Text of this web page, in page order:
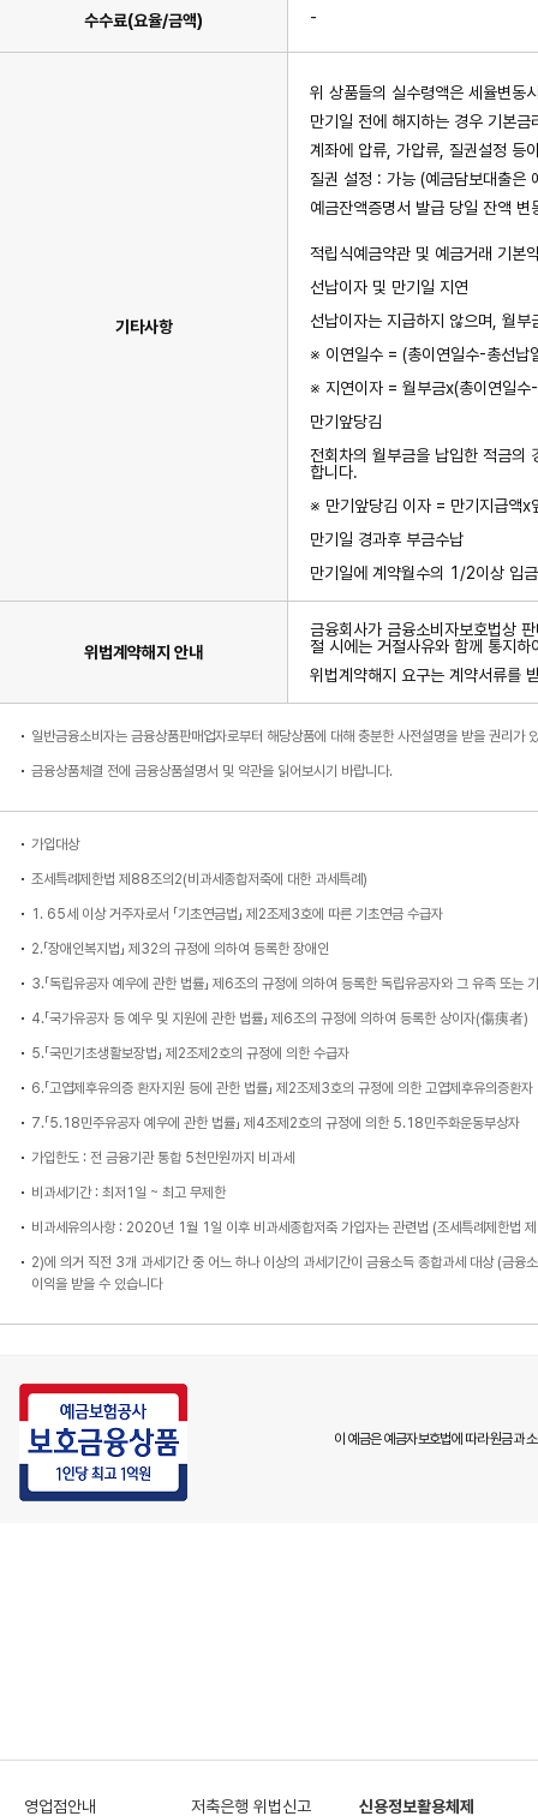
수수료(요율/금액) -
기타사항
위 상품들의 실수령액은 세율변동
만기일 전에 해지하는 경우 기본
계좌에 압류, 가압류, 질권설정 등
질권 설정 : 가능 (예금담보대출
예금잔액증명서 발급 당일 잔액 변
적립식예금약관 및 예금거래 기본
선납이자 및 만기일 지연
선납이자는 지급하지 않으며, 월
※ 이연일수 = (총이연일수-총선납
※ 지연이자 = 월부금x(총이연일
만기앞당김
전회차의 월부금을 납입한 적금의
합니다.
※ 만기앞당김 이자 = 만기지급액
만기일 경과후 부금수납
만기일에 계약월수의 1/2이상 입
위법계약해지 안내
금융회사가 금융소비자보호법상
절 시에는 거절사유와 함께 통지하
위법계약해지 요구는 계약서류를
일반금융소비자는 금융상품판매업자로부터 해당상품에 대해 충분한 사전설명을 받을 권리가
금융상품체결 전에 금융상품설명서 및 약관을 읽어보시기 바랍니다.
가입대상
조세특례제한법 제88조의2(비과세종합저축에 대한 과세특례)
1. 65세 이상 거주자로서 「기초연금법」 제2조제3호에 따른 기초연금 수급자
2.「장애인복지법」 제32의 규정에 의하여 등록한 장애인
3.「독립유공자 예우에 관한 법률」 제6조의 규정에 의하여 등록한 독립유공자와 그 유족 또는
4.「국가유공자 등 예우 및 지원에 관한 법률」 제6조의 규정에 의하여 등록한 상이자(傷痍者)
5.「국민기초생활보장법」 제2조제2호의 규정에 의한 수급자
6.「고엽제후유의증 환자지원 등에 관한 법률」 제2조제3호의 규정에 의한 고엽제후유의증환자
7.「5.18민주유공자 예우에 관한 법률」 제4조제2호의 규정에 의한 5.18민주화운동부상자
가입한도 : 전 금융기관 통합 5천만원까지 비과세
비과세기간 : 최저1일 ~ 최고 무제한
비과세유의사항 : 2020년 1월 1일 이후 비과세종합저축 가입자는 관련법 (조세특례제한법
2)에 의거 직전 3개 과세기간 중 어느 하나 이상의 과세기간이 금융소득 종합과세 대상 (금
이익을 받을 수 있습니다
이 예금은 예금자보호법에 따라 원금과
영업점안내 저축은행 위법신고 신용정보활용체제